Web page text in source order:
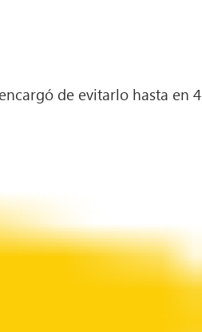
de evitarlo hasta en 4